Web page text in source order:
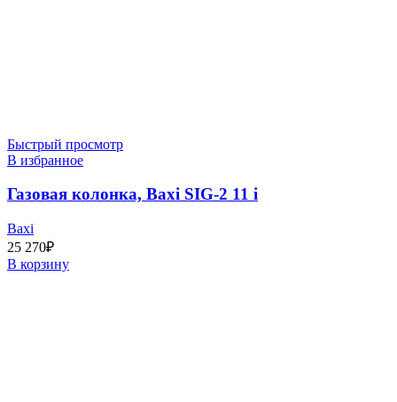
Быстрый просмотр
В избранное
Газовая колонка, Baxi SIG-2 11 i
Baxi
25 270₽
В корзину